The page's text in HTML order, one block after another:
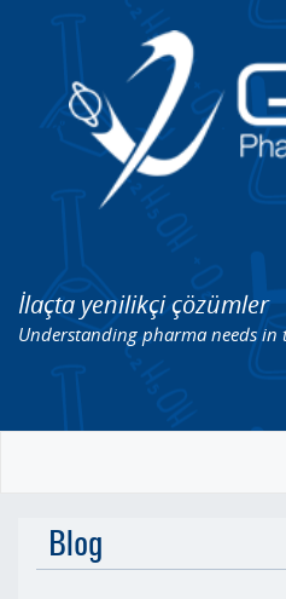
İlaçta yenilikçi çözümler
Understanding pharma needs in
Blog